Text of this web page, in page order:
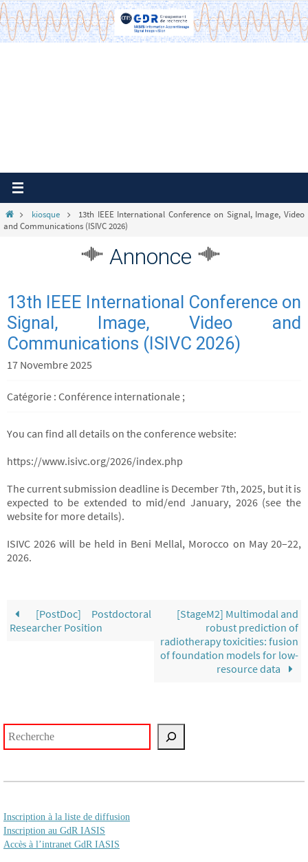
Passer
vers
le
Homekiosque
13th IEEE International Conference on Signal, Image, Video
and Communications (ISIVC 2026)
Annonce
13th IEEE International Conference on
Signal, Image, Video and
Communications (ISIVC 2026)
17 Novembre 2025
Catégorie : Conférence internationale ;
You can find all details on the conference website:
https://www.isivc.org/2026/index.php
The current submission deadline is December 7th, 2025, but it is
expected to be extended to mid/end January, 2026 (see the
website for more details).
ISIVC 2026 will be held in Beni Mellal, Morocco on May 20–22,
2026.
[PostDoc] Postdoctoral
Researcher Position
[StageM2] Multimodal and
robust prediction of
radiotherapy toxicities: fusion
of foundation models for low-
resource data
Inscription à la liste de diffusion
Inscription au GdR IASIS
Accès à l’intranet GdR IASIS